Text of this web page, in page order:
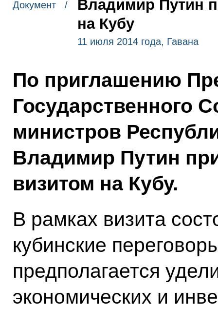
Документ /
Владимир Путин
на Кубу
11 июля 2014 года, Гавана
По приглашению
Государственного
министров
Владимир Путин
визитом на Кубу.
В рамках визита
кубинские
предполагается
экономических и